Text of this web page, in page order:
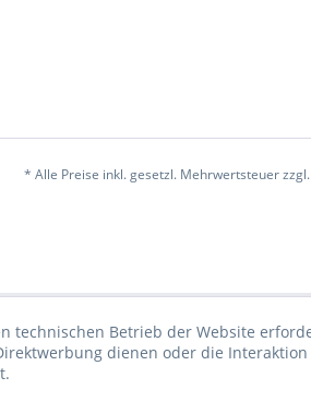
* Alle Preise inkl. gesetzl. Mehrwertsteuer zzgl.
technischen Betrieb der Website
dienen oder die